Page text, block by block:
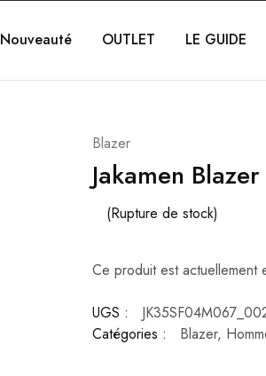
Nouveauté OUTLET LE GUIDE
Blazer
Jakamen
(Rupture de stock)
Ce produit est actuellement
UGS :
Catégories :
Blazer,